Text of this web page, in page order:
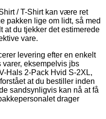
/ T-Shirt kan være ret
pakken lige om lidt, så med
at du tjekker det estimerede
vare.
levering efter en enkelt
varer, eksempelvis jbs
Hals 2-Pack Hvid S-2XL,
at du bestiller inden
sandsynligvis kan nå at få
drager